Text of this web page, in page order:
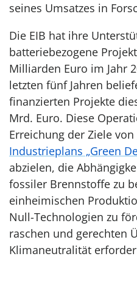
seines Umsatzes in
Die EIB hat ihre
batteriebezogene
Milliarden Euro im Jahr
letzten fünf Jahren
finanzierten Projekte
Mrd. Euro. Diese
Erreichung der Ziele von
Industrieplans „Green
abzielen, die
fossiler Brennstoffe zu
einheimischen
Null-Technologien zu
raschen und gerechten
Klimaneutralität